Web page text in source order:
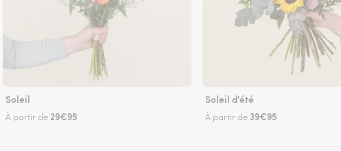
Soleil
À partir de 29€95
Soleil d'été
À partir de 39€95